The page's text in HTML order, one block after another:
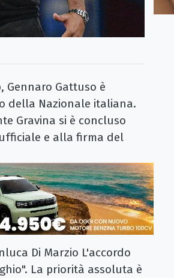
Gennaro Gattuso è
della Nazionale italiana.
Gravina si è concluso
e alla firma del
Di Marzio L'accordo
La priorità assoluta è